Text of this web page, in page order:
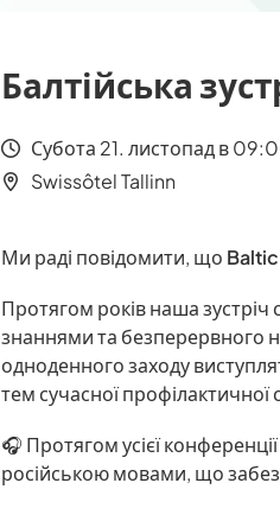
Балтійська
Субота 21. листопад в
Swissôtel Tallinn
Ми раді повідомити, що
Протягом років наша
знаннями та безперервного
одноденного заходу
тем сучасної профілактичної
🎧 Протягом усієї
російською мовами, що